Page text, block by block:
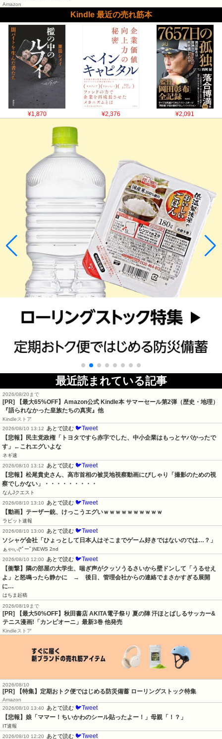
Amazon
Kindle 最近の売れ筋本
¥1,870 ¥2,376 ¥2,091
最近読まれている記事
2026/08/20まで
[PR]
【最大65%OFF】Amazon公式 Kindle本 サマーセール第2弾（歴史・地理）
『語られなかった皇族たちの真実』他
Kindleストア
2026/08/10 13:12
あとで読む 🐦Tweet
【悲報】民主党政権「トヨタですら赤字でした、中小企業はもっとヤバかったで
す」←これエグいよな
ネギ速
2026/08/10 13:12
あとで読む 🐦Tweet
【悲報】松尾貴史さん、高市首相の被災地視察動画にぴしゃり「撮影のための視
察でしかない」・・・・・・・・・
なんJクエスト
2026/08/10 13:10
あとで読む 🐦Tweet
【動画】テーザー銃、けっこうエグいｗｗｗｗｗｗｗｗｗｗ
ラビット速報
2026/08/10 13:00
あとで読む 🐦Tweet
ソシャゲ会社「ひょっとして日本人はそこまでゲーム好きではないのでは…？」
ぁゃιぃ(*ﾟーﾟ)NEWS 2nd
2026/08/10 12:00
あとで読む 🐦Tweet
【衝撃】隣の部屋の大学生、喘ぎ声がクッソうるさいから壁ドンして「うるせえ
よ」と怒鳴ったら静かに　→　後日、管理会社からの連絡でまさかすぎる展開
に…
はちま起稿
2026/08/19まで
[PR] 【最大50%OFF】秋田書店 AKITA電子祭り 夏の陣 汗ほとばしるサッカー&
テニス漫画!「カンピオーニ」最新3巻 他発売
Kindleストア
2026/08/10
[PR] 【特集】定期おトク便ではじめる防災備蓄 ローリングストック特集
Amazon
2026/08/10 13:40
あとで読む 🐦Tweet
【悲報】娘「ママー！ちいかわのシール貼ったよー！」母親「！？」
IT速報
2026/08/10 12:20
あとで読む 🐦Tweet